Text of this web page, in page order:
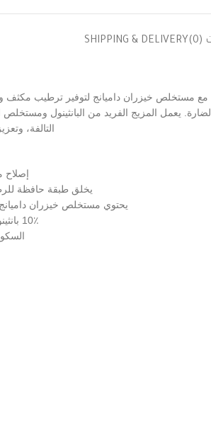
SHIPPING & DELIVERY
بامبو بانثينول هو حل ثوري لإصلاح حاجز البشرة يحتوي على 10٪ بانثينول مع
يعمل المزيج الفريد من البانثينول
التالفة،
إصلاح
يخلق طبقة حافظة
يحتوي مستخلص خيزران
10٪ بانثينول عالي التركيز يقوي حاجز البشرة ويحسن الاحتفاظ بالماء